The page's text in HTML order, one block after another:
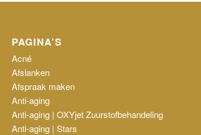
PAGINA’S
Acné
Afslanken
Afspraak maken
Anti-aging
Anti-aging | OXYjet Zuurstofbehandeling
Anti-aging | Stars